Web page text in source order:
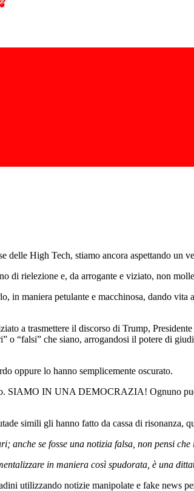
delle High Tech, stiamo ancora aspettando un
di rielezione e, da arrogante e viziato, non
in maniera petulante e macchinosa, dando
a trasmettere il discorso di Trump,
o “falsi” che siano, arrogandosi il potere di
oppure lo hanno semplicemente oscurato.
SIAMO IN UNA DEMOCRAZIA! Ognuno
simili gli hanno fatto da cassa di risonanza,
anche se fosse una notizia falsa, non pensi
in maniera così spudorata, è una
utilizzando notizie manipolate e fake news